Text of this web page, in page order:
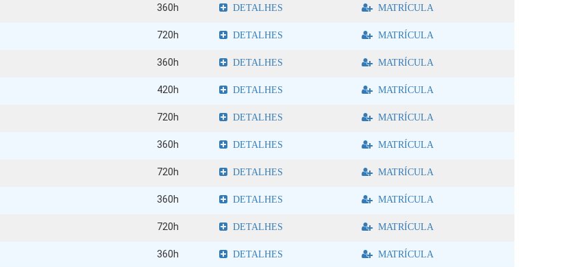
360h DETALHES MATRÍCULA
720h DETALHES MATRÍCULA
360h DETALHES MATRÍCULA
420h DETALHES MATRÍCULA
720h DETALHES MATRÍCULA
360h DETALHES MATRÍCULA
720h DETALHES MATRÍCULA
360h DETALHES MATRÍCULA
720h DETALHES MATRÍCULA
360h DETALHES MATRÍCULA